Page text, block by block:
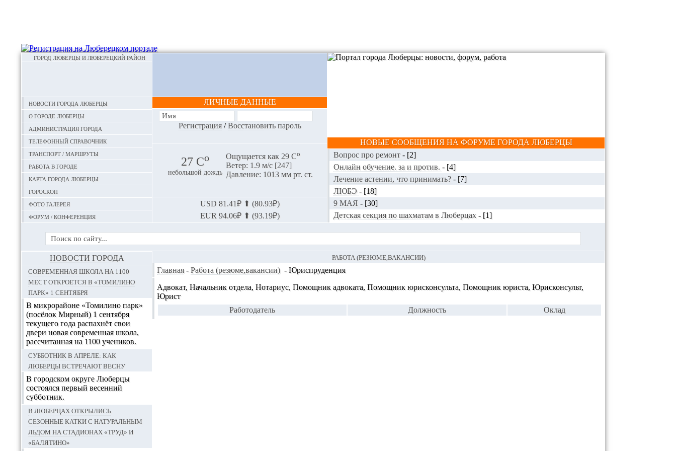
ГОРОД ЛЮБЕРЦЫ И ЛЮБЕРЕЦКИЙ РАЙОН
Новости города Люберцы
О городе Люберцы
Администрация города
Телефонный справочник
Транспорт / маршруты
Работа в городе
Карта города Люберцы
Гороскоп
Фото галерея
Форум / конференция
ЛИЧНЫЕ ДАННЫЕ
Регистрация/Восстановить пароль
27 Сo
небольшой дождь
Ощущается как 29 Сo
Ветер: 1.9 м/с [247]
Давление: 1013 мм рт. ст.
USD 81.41₽ ⬆ (80.93₽)
EUR 94.06₽ ⬆ (93.19₽)
НОВЫЕ СООБЩЕНИЯ НА ФОРУМЕ ГОРОДА ЛЮБЕРЦЫ
Вопрос про ремонт - [2]
Онлайн обучение. за и против. - [4]
Лечение астении, что принимать? - [7]
ЛЮБЭ - [18]
9 МАЯ - [30]
Детская секция по шахматам в Люберцах - [1]
РАБОТА (РЕЗЮМЕ,ВАКАНСИИ)
Главная - Работа (резюме,вакансии) - Юриспруденция
Адвокат, Начальник отдела, Нотариус, Помощник адвоката, Помощник юрисконсульта, Помощник юриста, Юрисконсульт,
Юрист
Работодатель
Должность Оклад
НОВОСТИ ГОРОДА
Современная школа на 1100
мест откроется в «Томилино
парк» 1 сентября
В микрорайоне «Томилино парк»
(посёлок Мирный) 1 сентября
текущего года распахнёт свои
двери новая современная школа,
рассчитанная на 1100 учеников.
Субботник в апреле: как
Люберцы встречают весну
В городском округе Люберцы
состоялся первый весенний
субботник.
В Люберцах открылись
сезонные катки с натуральным
льдом на стадионах «Труд» и
«Балятино»